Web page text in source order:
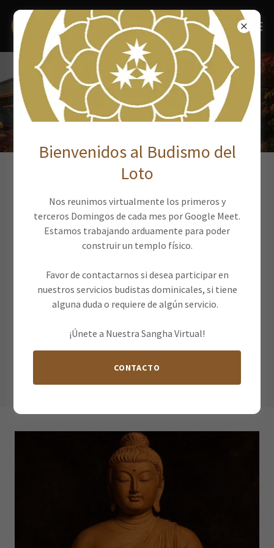
Budismo Básico
de un conjunto muy diverso de denominaciones. El mismo
es una religión universal mundial que puede seguirse como
religión, filosofía o estilo de vida, todos complementarios.
Pero todas las denominaciones remotan sus orígenes a
quien apareció en este mundo como un príncipe que vivió
en la India hace más de 2.500 años, y que tras alcanzar la
Iluminación, se reveló como el Buda Shakyamuni. Tras su
específicos de sus enseñanzas y prácticas y formaron
Bienvenidos al Budismo del
Loto
Nos reunimos virtualmente los primeros y
terceros Domingos de cada mes por Google Meet.
Estamos trabajando arduamente para poder
construir un templo físico.
Favor de contactarnos si desea participar en
nuestros servicios budistas dominicales, si tiene
alguna duda o requiere de algún servicio.
¡Únete a Nuestra Sangha Virtual!
CONTACTO